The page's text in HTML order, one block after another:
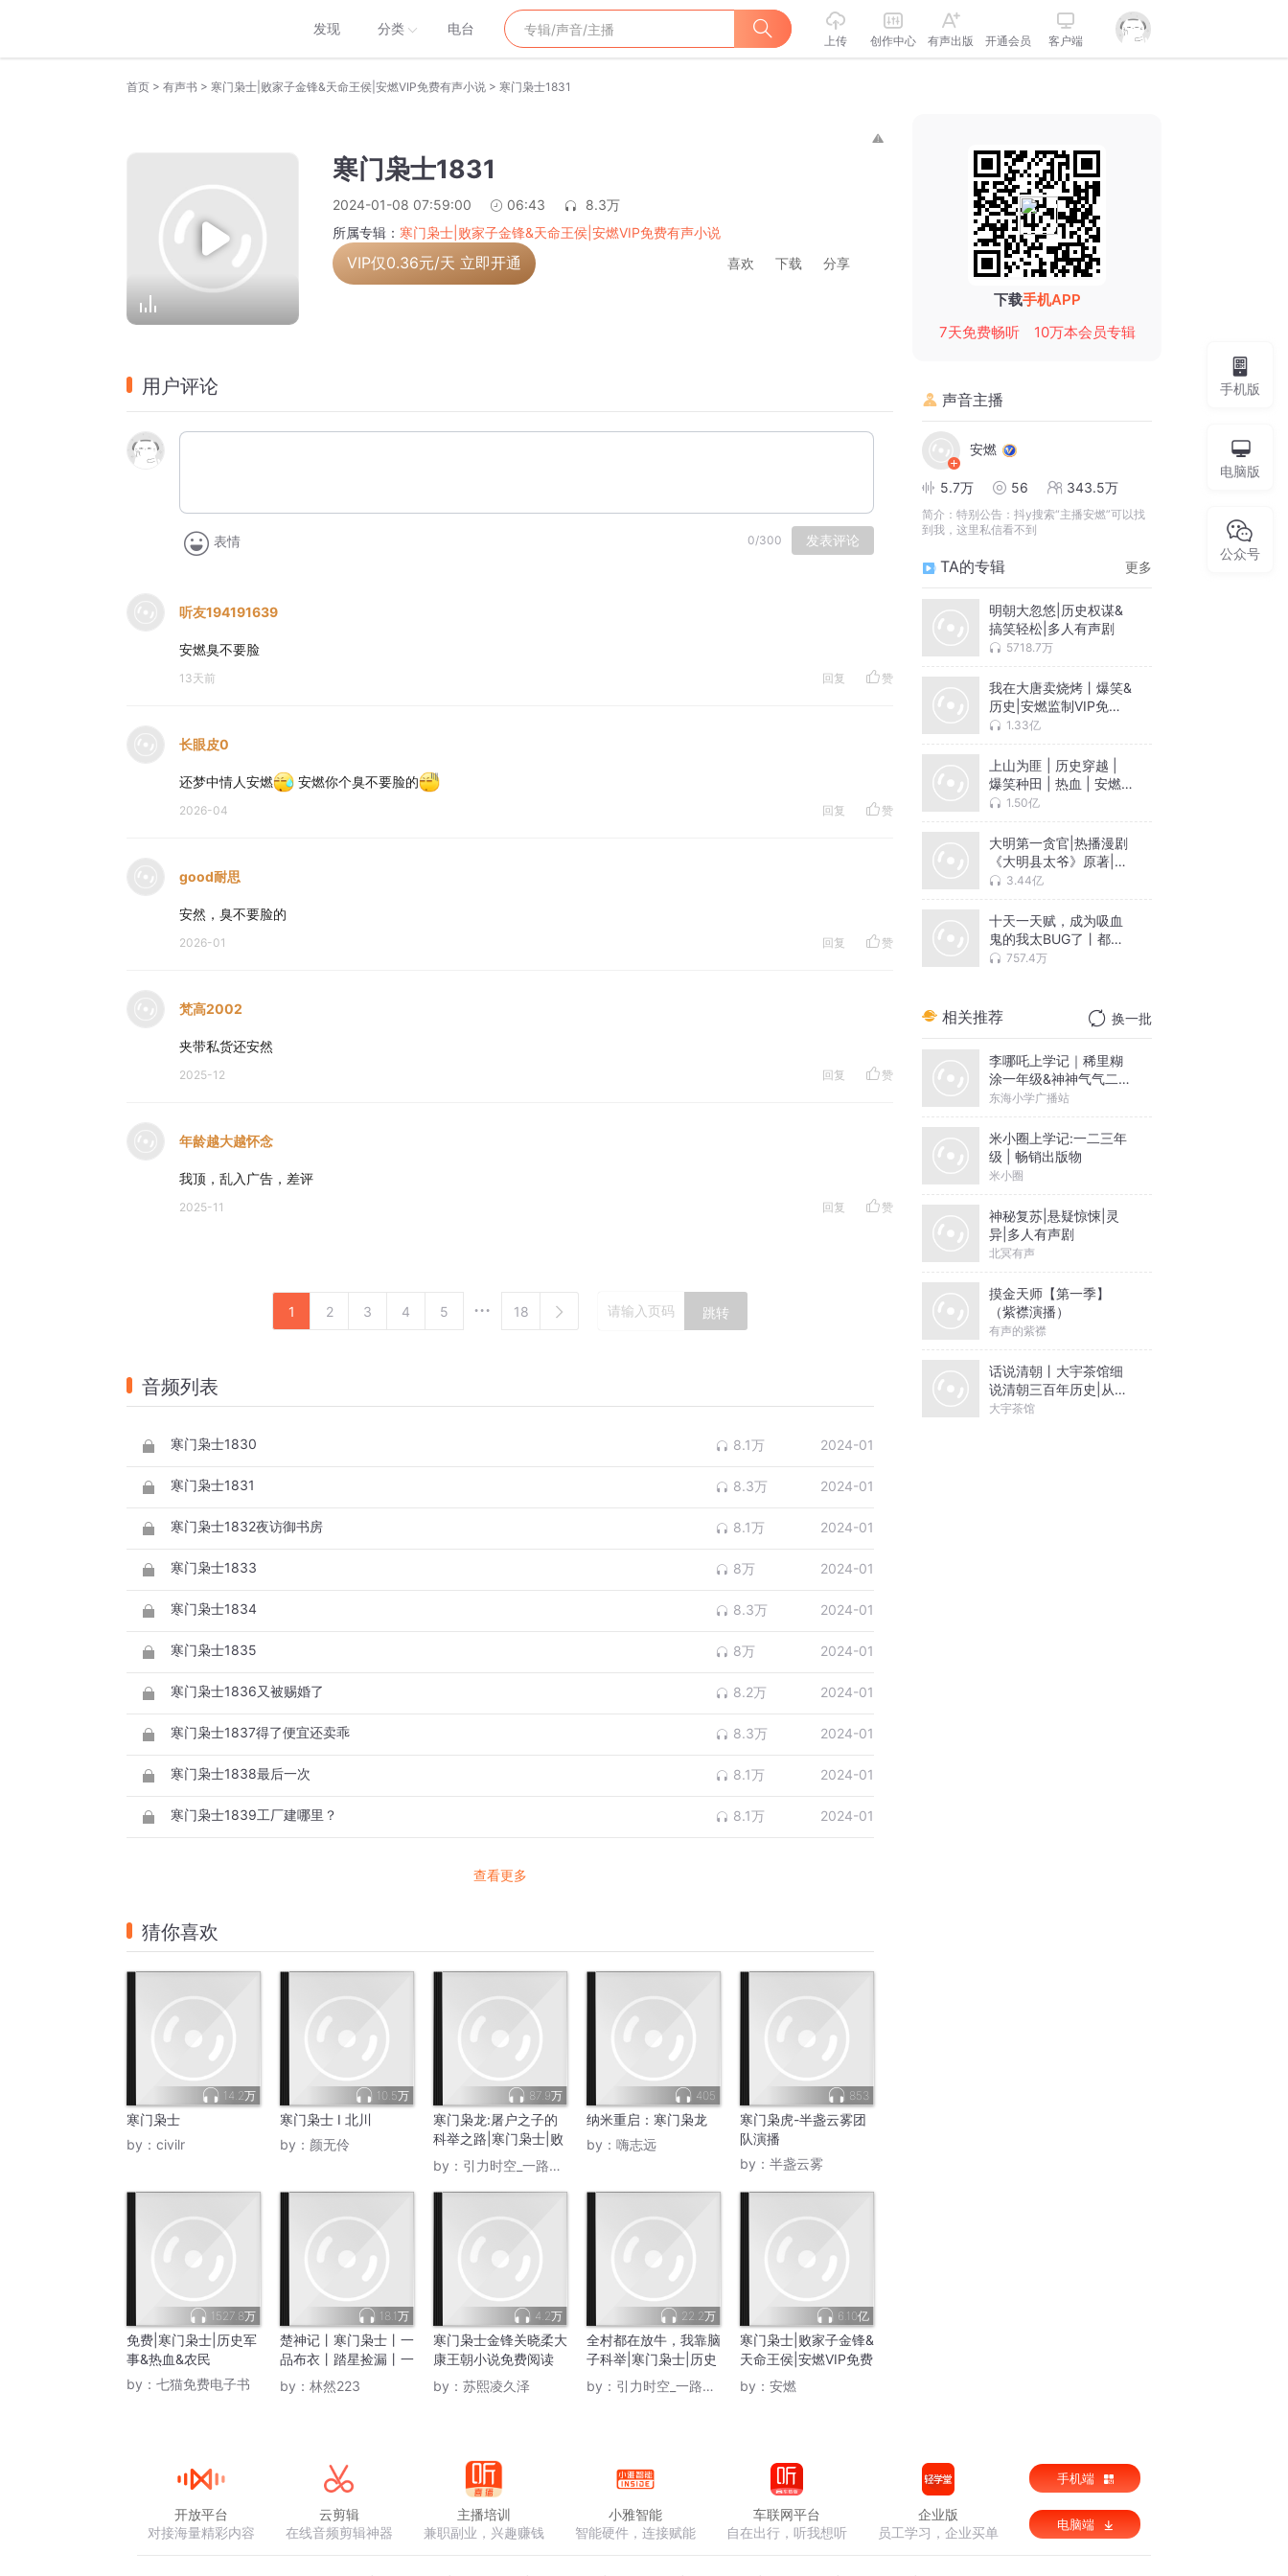
发现 分类 电台
上传 创作中心 有声出版 开通会员 客户端
首页 > 有声书 > 寒门枭士|败家子金锋&天命王侯|安燃VIP免费有声小说 > 寒门枭士1831
寒门枭士1831
2024-01-08 07:59:00 06:43
8.3万
所属专辑： 寒门枭士|败家子金锋&天命王侯|安燃VIP免费有声小说
VIP仅0.36元/天 立即开通 喜欢 下载 分享
用户评论
表情 0/300 发表评论
听友194191639
安燃臭不要脸
13天前 回复 赞
长眼皮0
还梦中情人安燃 安燃你个臭不要脸的
2026-04 回复 赞
good耐思
安然，臭不要脸的
2026-01 回复 赞
梵高2002
夹带私货还安然
2025-12 回复 赞
年龄越大越怀念
我顶，乱入广告，差评
2025-11 回复 赞
1 2 3 4 5 18 跳转
音频列表
寒门枭士1830 8.1万 2024-01
寒门枭士1831 8.3万 2024-01
寒门枭士1832夜访御书房 8.1万 2024-01
寒门枭士1833 8万 2024-01
寒门枭士1834 8.3万 2024-01
寒门枭士1835 8万 2024-01
寒门枭士1836又被赐婚了 8.2万 2024-01
寒门枭士1837得了便宜还卖乖 8.3万 2024-01
寒门枭士1838最后一次 8.1万 2024-01
寒门枭士1839工厂建哪里？ 8.1万 2024-01
查看更多
猜你喜欢
14.2万
寒门枭士
by： civilr
10.5万
寒门枭士 I 北川
by： 颜无伶
87.9万
寒门枭龙:屠户之子的
科举之路|寒门枭士|败
家子逆袭
by： 引力时空_一路听天下
405
纳米重启：寒门枭龙
by： 嗨志远
853
寒门枭虎-半盏云雾团
队演播
by： 半盏云雾
1527.8万
免费|寒门枭士|历史军
事&热血&农民
by： 七猫免费电子书
18.1万
楚神记丨寒门枭士丨一
品布衣丨踏星捡漏丨一
剑独尊！
by： 林然223
4.2万
寒门枭士金锋关晓柔大
康王朝小说免费阅读
北川
by： 苏熙凌久泽
22.2万
全村都在放牛，我靠脑
子科举|寒门枭士|历史
穿越系统
by： 引力时空_一路听天下
6.10亿
寒门枭士|败家子金锋&
天命王侯|安燃VIP免费
有声小说
by： 安燃
下载手机APP
7天免费畅听
10万本会员专辑
声音主播
安燃
5.7万 56 343.5万
简介： 特别公告：抖y搜索“主播安燃”可以找
到我，这里私信看不到
TA的专辑 更多
明朝大忽悠|历史权谋&
搞笑轻松|多人有声剧
5718.7万
我在大唐卖烧烤丨爆笑&
历史|安燃监制VIP免费
有声小说
1.33亿
上山为匪 | 历史穿越 |
爆笑种田 | 热血 | 安燃
领衔 | 多人vip免费有声
1.50亿
大明第一贪官|热播漫剧
《大明县太爷》原著|历
史搞笑&穿越种田|安燃
费有声小说
3.44亿
十天一天赋，成为吸血
鬼的我太BUG了丨都市
奇幻丨亡灵异族丨诸天
757.4万
相关推荐 换一批
李哪吒上学记｜稀里糊
涂一年级&神神气气二年
级
东海小学广播站
米小圈上学记:一二三年
级 | 畅销出版物
米小圈
神秘复苏|悬疑惊悚|灵
异|多人有声剧
北冥有声
摸金天师【第一季】
（紫襟演播）
有声的紫襟
话说清朝丨大宇茶馆细
说清朝三百年历史|从努
尔哈赤到末代皇帝溥仪|
大宇茶馆
手机版
电脑版
公众号
开放平台
对接海量精彩内容
云剪辑
在线音频剪辑神器
主播培训
兼职副业，兴趣赚钱
小雅智能
智能硬件，连接赋能
车联网平台
自在出行，听我想听
企业版
员工学习，企业买单
手机端
电脑端